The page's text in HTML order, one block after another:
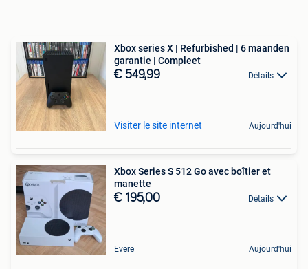
Xbox series X | Refurbished | 6 maanden
garantie | Compleet
€ 549,99 Détails
Visiter le site internet Aujourd'hui
Xbox Series S 512 Go avec boîtier et
manette
€ 195,00 Détails
Evere Aujourd'hui